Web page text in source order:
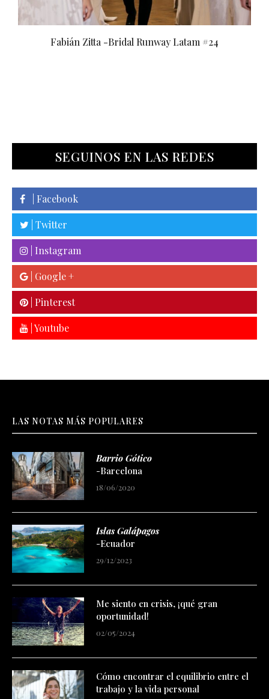
Fabián Zitta -Bridal Runway Latam #24
SEGUINOS EN LAS REDES
| Facebook
| Twitter
| Instagram
| Google +
| Pinterest
| Youtube
LAS NOTAS MÁS POPULARES
Barrio Gótico
-Barcelona
18/06/2020
Islas Galápagos
-Ecuador
29/12/2023
Me siento en crisis, ¡qué gran
oportunidad!
02/05/2024
Cómo encontrar el equilibrio entre el
trabajo y la vida personal